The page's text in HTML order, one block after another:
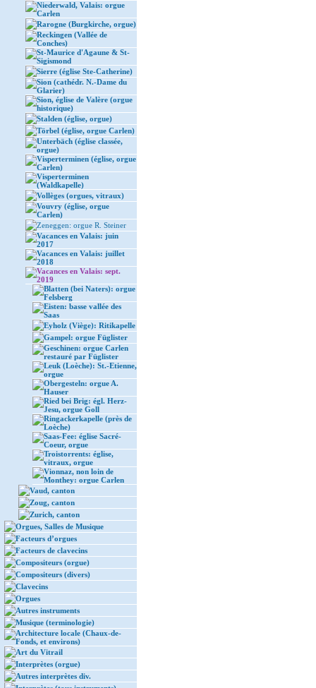
Niederwald, Valais: orgue
Carlen
Rarogne (Burgkirche, orgue)
Reckingen (Vallée de
Conches)
St-Maurice d'Agaune & St-
Sigismond
Sierre (église Ste-Catherine)
Sion (cathédr. N.-Dame du
Glarier)
Sion, église de Valère (orgue
historique)
Stalden (église, orgue)
Törbel (église, orgue Carlen)
Unterbäch (église classée,
orgue)
Visperterminen (église, orgue
Carlen)
Visperterminen
(Waldkapelle)
Vollèges (orgues, vitraux)
Vouvry (église, orgue
Carlen)
Zeneggen: orgue R. Steiner
Vacances en Valais: juin
2017
Vacances en Valais: juillet
2018
Vacances en Valais: sept.
2019
Blatten (bei Naters): orgue
Felsberg
Eisten: basse vallée des
Saas
Eyholz (Viège): Ritikapelle
Gampel: orgue Füglister
Geschinen: orgue Carlen
restauré par Füglister
Leuk (Loèche): St.-Etienne,
orgue
Obergesteln: orgue A.
Hauser
Ried bei Brig: égl. Herz-
Jesu, orgue Goll
Ringackerkapelle (près de
Loèche)
Saas-Fee: église Sacré-
Coeur, orgue
Troistorrents: église,
vitraux, orgue
Vionnaz, non loin de
Monthey: orgue Carlen
Vaud, canton
Zoug, canton
Zurich, canton
Orgues, Salles de Musique
Facteurs d’orgues
Facteurs de clavecins
Compositeurs (orgue)
Compositeurs (divers)
Clavecins
Orgues
Autres instruments
Musique (terminologie)
Architecture locale (Chaux-de-
Fonds, et environs)
Art du Vitrail
Interprètes (orgue)
Autres interprètes div.